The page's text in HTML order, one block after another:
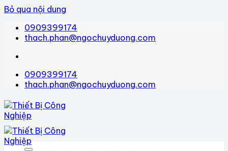
Bỏ qua nội dung
0909399174
thach.phan@ngochuyduong.com
0909399174
thach.phan@ngochuyduong.com